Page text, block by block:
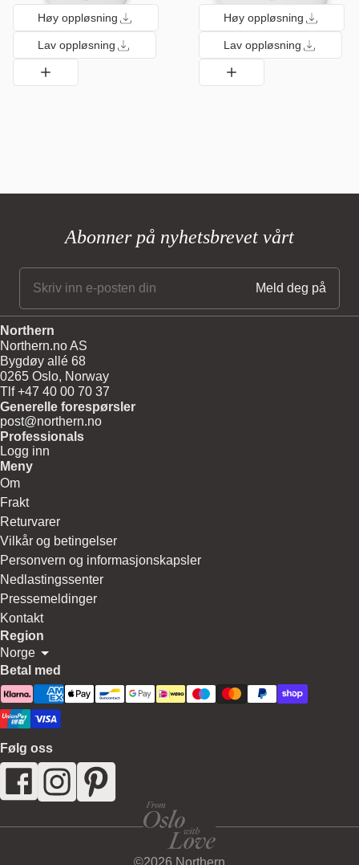
Høy oppløsning
Lav oppløsning
Høy oppløsning
Lav oppløsning
Abonner på nyhetsbrevet vårt
Northern
Northern.no AS
Bygdøy allé 68
0265 Oslo, Norway
Tlf +47 40 00 70 37
Generelle forespørsler
post@northern.no
Professionals
Logg inn
Meny
Om
Frakt
Returvarer
Vilkår og betingelser
Personvern og informasjonskapsler
Nedlastingssenter
Pressemeldinger
Kontakt
Region
Norge
Betal med
Følg oss